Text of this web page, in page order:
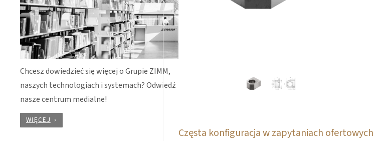
Chcesz dowiedzieć się więcej o Grupie ZIMM,
naszych technologiach i systemach? Odwiedź
nasze centrum medialne!
WIĘCEJ
Częsta konfiguracja w zapytaniach ofertowych